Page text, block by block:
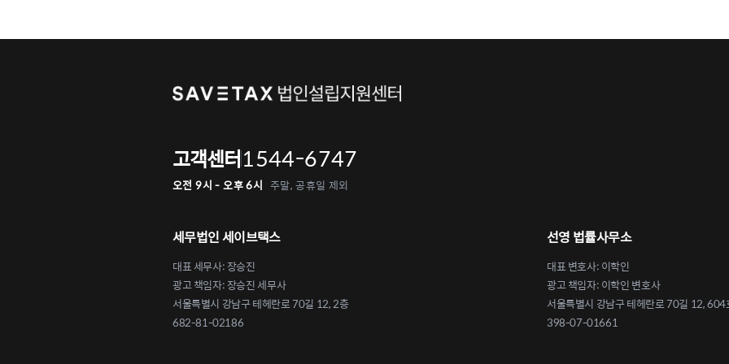
고객센터1544-6747
오전 9시 - 오후 6시 주말, 공휴일 제외
세무법인 세이브택스
대표 세무사: 장승진
광고 책임자: 장승진 세무사
서울특별시 강남구 테헤란로 70길 12, 2층
682-81-02186
선영 법률사무소
대표 변호사: 이학인
광고 책임자: 이학인 변호사
서울특별시 강남구 테헤란로 70길 12, 604
398-07-01661